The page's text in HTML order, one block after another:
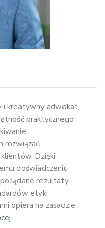
i kreatywny adwokat,
praktycznego
rozwiązań,
Dzięki
doświadczeniu
rezultaty.
etyki
opiera na zasadzie